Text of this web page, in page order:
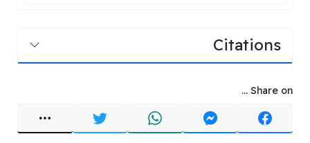
Citations
Share on ...